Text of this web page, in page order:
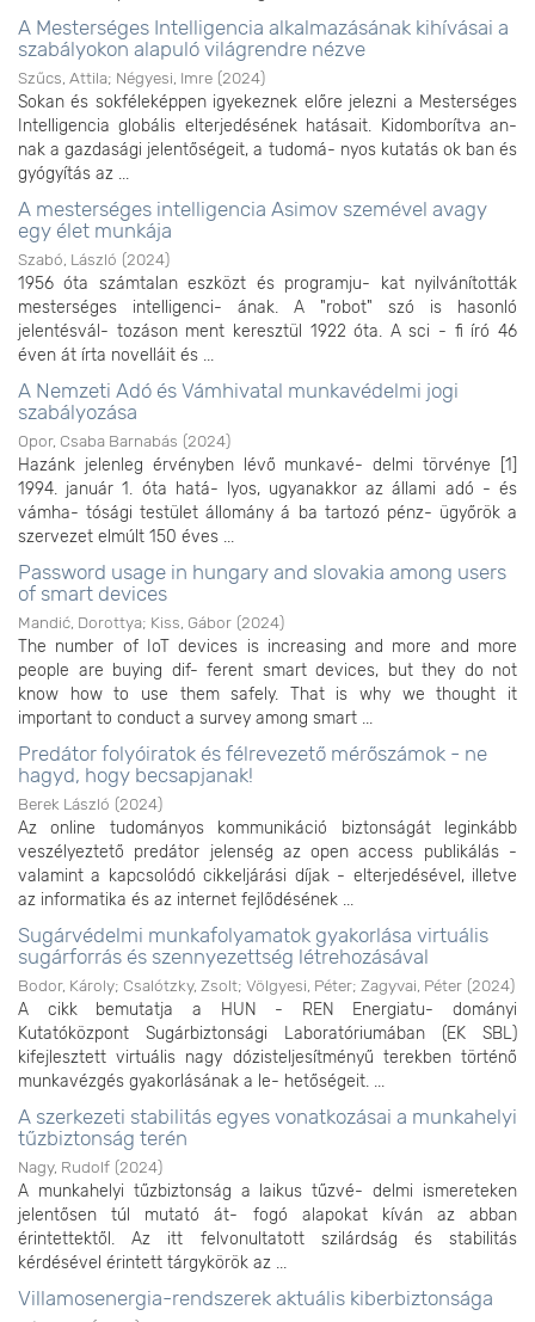
A Mesterséges Intelligencia alkalmazásának kihívásai a
szabályokon alapuló világrendre nézve
Szűcs, Attila; Négyesi, Imre (2024)
Sokan és sokféleképpen igyekeznek előre jelezni a Mesterséges
Intelligencia globális elterjedésének hatásait. Kidomborítva an-
nak a gazdasági jelentőségeit, a tudomá- nyos kutatás ok ban és
gyógyítás az ...
A mesterséges intelligencia Asimov szemével avagy
egy élet munkája
Szabó, László (2024)
1956 óta számtalan eszközt és programju- kat nyilvánították
mesterséges intelligenci- ának. A "robot" szó is hasonló
jelentésvál- tozáson ment keresztül 1922 óta. A sci - fi író 46
éven át írta novelláit és ...
A Nemzeti Adó és Vámhivatal munkavédelmi jogi
szabályozása
Opor, Csaba Barnabás (2024)
Hazánk jelenleg érvényben lévő munkavé- delmi törvénye [1]
1994. január 1. óta hatá- lyos, ugyanakkor az állami adó - és
vámha- tósági testület állomány á ba tartozó pénz- ügyőrök a
szervezet elmúlt 150 éves ...
Password usage in hungary and slovakia among users
of smart devices
Mandić, Dorottya; Kiss, Gábor (2024)
The number of IoT devices is increasing and more and more
people are buying dif- ferent smart devices, but they do not
know how to use them safely. That is why we thought it
important to conduct a survey among smart ...
Predátor folyóiratok és félrevezető mérőszámok - ne
hagyd, hogy becsapjanak!
Berek László (2024)
Az online tudományos kommunikáció biztonságát leginkább
veszélyeztető predátor jelenség az open access publikálás -
valamint a kapcsolódó cikkeljárási díjak - elterjedésével, illetve
az informatika és az internet fejlődésének ...
Sugárvédelmi munkafolyamatok gyakorlása virtuális
sugárforrás és szennyezettség létrehozásával
Bodor, Károly; Csalótzky, Zsolt; Völgyesi, Péter; Zagyvai, Péter (2024)
A cikk bemutatja a HUN - REN Energiatu- dományi
Kutatóközpont Sugárbiztonsági Laboratóriumában (EK SBL)
kifejlesztett virtuális nagy dózisteljesítményű terekben történő
munkavézgés gyakorlásának a le- hetőségeit. ...
A szerkezeti stabilitás egyes vonatkozásai a munkahelyi
tűzbiztonság terén
Nagy, Rudolf (2024)
A munkahelyi tűzbiztonság a laikus tűzvé- delmi ismereteken
jelentősen túl mutató át- fogó alapokat kíván az abban
érintettektől. Az itt felvonultatott szilárdság és stabilitás
kérdésével érintett tárgykörök az ...
Villamosenergia-rendszerek aktuális kiberbiztonsága